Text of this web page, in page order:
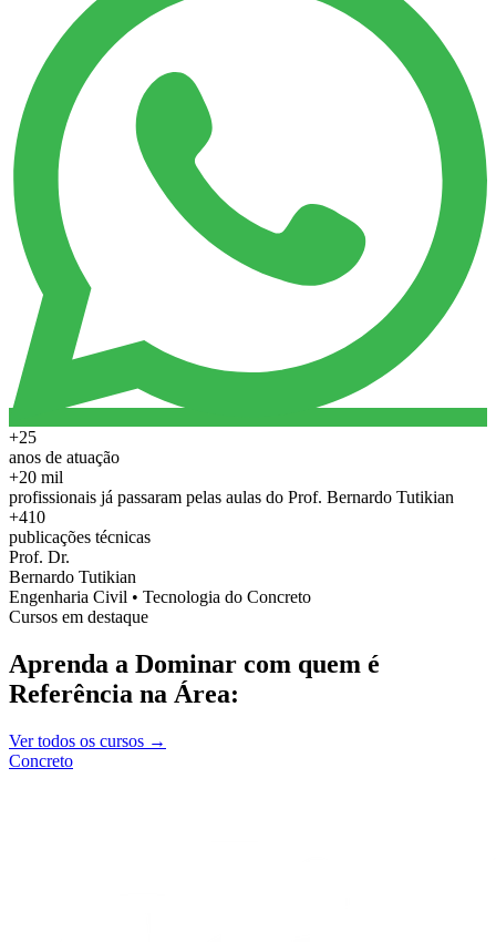
+25
anos de atuação
+20 mil
profissionais já passaram pelas aulas do Prof. Bernardo Tutikian
+410
publicações técnicas
Prof. Dr.
Bernardo Tutikian
Engenharia Civil • Tecnologia do Concreto
Cursos em destaque
Aprenda a Dominar com quem é
Referência na Área:
Ver todos os cursos →
Concreto